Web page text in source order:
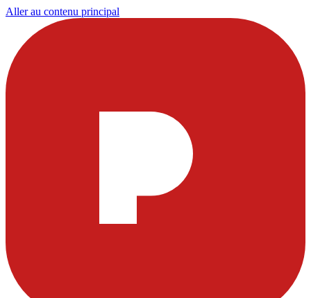
Aller au contenu principal